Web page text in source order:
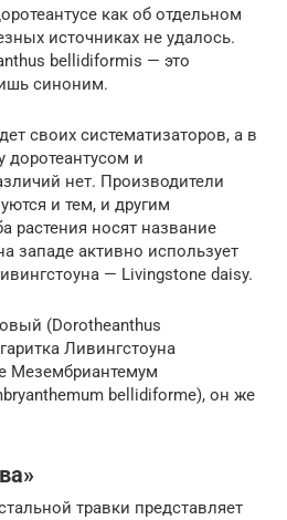
как об отдельном
источниках не удалось.
bellidiformis — это
синоним.
своих систематизаторов, а в
и
нет. Производители
и тем, и другим
растения носят название
западе активно использует
— Livingstone daisy.
(Dorotheanthus
Ливингстоуна
Мезембриантемум
bellidiforme), он же
травки представляет